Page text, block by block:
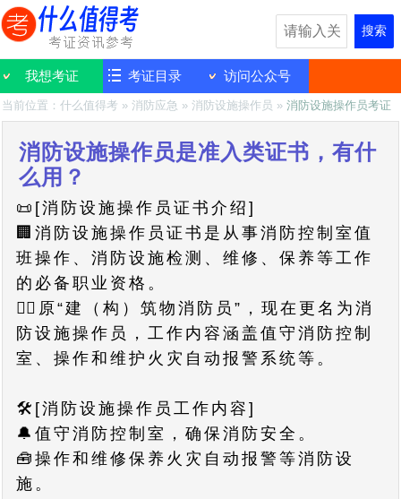
搜索
我想考证 考证目录 访问公众号
当前位置：什么值得考 » 消防应急 » 消防设施操作员 »消防设施操作员考证
消防设施操作员是准入类证书，有什
么用？
📜[消防设施操作员证书介绍]
🏢消防设施操作员证书是从事消防控制室值
班操作、消防设施检测、维修、保养等工作
的必备职业资格。
👷‍♂️原“建（构）筑物消防员”，现在更名为消
防设施操作员，工作内容涵盖值守消防控制
室、操作和维护火灾自动报警系统等。
🛠️[消防设施操作员工作内容]
🔔值守消防控制室，确保消防安全。
🧰操作和维修保养火灾自动报警等消防设
施。